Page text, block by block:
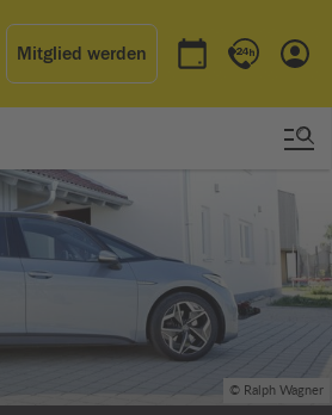
Mitglied werden
Termin buchen
Kontakt &
© Ralph Wagner